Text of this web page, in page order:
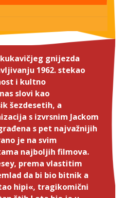
gnijezda
1962. stekao
i kultno
slovi kao
šezdesetih, a
s izvrsnim Jackom
s pet najvažnijih
je na svim
najboljih filmova.
prema vlastitim
da bi bio bitnik a
hipi«, tragikomični